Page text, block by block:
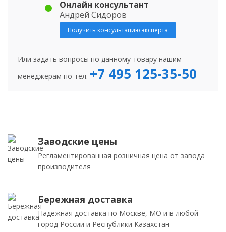
Онлайн консультант
Андрей Сидоров
Получить консультацию эксперта
Или задать вопросы по данному товару нашим
менеджерам по тел. +7 495 125-35-50
Заводские цены
Регламентированная розничная цена от завода
производителя
Бережная доставка
Надёжная доставка по Москве, МО и в любой
город России и Республики Казахстан